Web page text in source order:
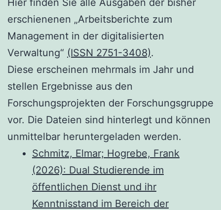
erschienenen „Arbeitsberichte zum
Management in der digitalisierten
Verwaltung“ (ISSN 2751-3408).
Diese erscheinen mehrmals im Jahr und
stellen Ergebnisse aus den
Forschungsprojekten der Forschungsgruppe
vor. Die Dateien sind hinterlegt und können
unmittelbar heruntergeladen werden.
Schmitz, Elmar; Hogrebe, Frank
(2026): Dual Studierende im
öffentlichen Dienst und ihr
Kenntnisstand im Bereich der